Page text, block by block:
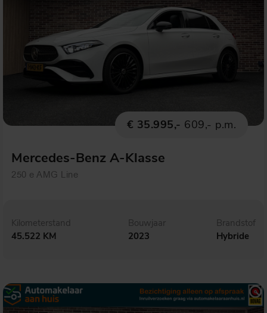
€ 35.995,- 609,- p.m.
Mercedes-Benz A-Klasse
250 e AMG Line
Kilometerstand
45.522 KM
Bouwjaar
2023
Brandstof
Hybride